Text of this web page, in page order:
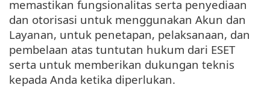
memastikan fungsionalitas serta penyediaan
dan otorisasi untuk menggunakan Akun dan
Layanan, untuk penetapan, pelaksanaan, dan
pembelaan atas tuntutan hukum dari ESET
serta untuk memberikan dukungan teknis
kepada Anda ketika diperlukan.